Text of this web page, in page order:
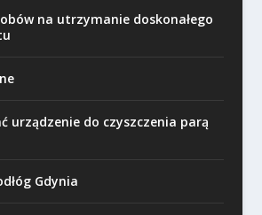
na utrzymanie doskonałego
urządzenie do czyszczenia parą
Gdynia